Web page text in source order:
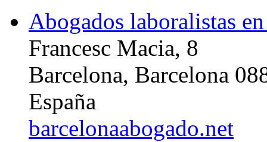
Abogados laboralistas
Francesc Macia, 8
Barcelona, Barcelona
España
barcelonaabogado.net